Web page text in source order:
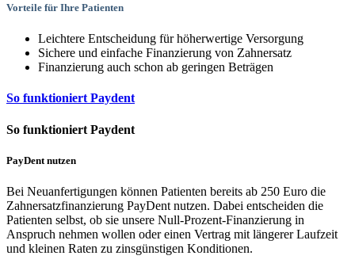
Vorteile für Ihre Patienten
Leichtere Entscheidung für höherwertige Versorgung
Sichere und einfache Finanzierung von Zahnersatz
Finanzierung auch schon ab geringen Beträgen
So funktioniert Paydent
So funktioniert Paydent
PayDent nutzen
Bei Neuanfertigungen können Patienten bereits ab 250 Euro die
Zahnersatzfinanzierung PayDent nutzen. Dabei entscheiden die
Patienten selbst, ob sie unsere Null-Prozent-Finanzierung in
Anspruch nehmen wollen oder einen Vertrag mit längerer Laufzeit
und kleinen Raten zu zinsgünstigen Konditionen.